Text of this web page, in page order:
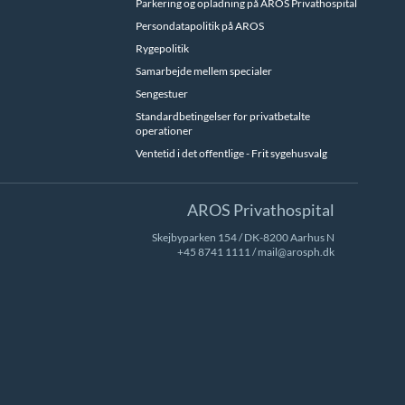
Parkering og opladning på AROS Privathospital
Persondatapolitik på AROS
Rygepolitik
Samarbejde mellem specialer
Sengestuer
Standardbetingelser for privatbetalte
operationer
Ventetid i det offentlige - Frit sygehusvalg
AROS Privathospital
Skejbyparken 154 / DK-8200 Aarhus N
+45 8741 1111/mail@arosph.dk